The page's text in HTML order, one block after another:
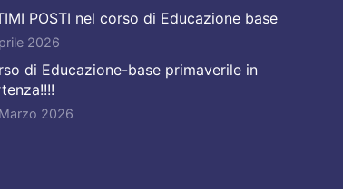
POSTI nel corso di Educazione base
2026
di Educazione-base primaverile in
2026